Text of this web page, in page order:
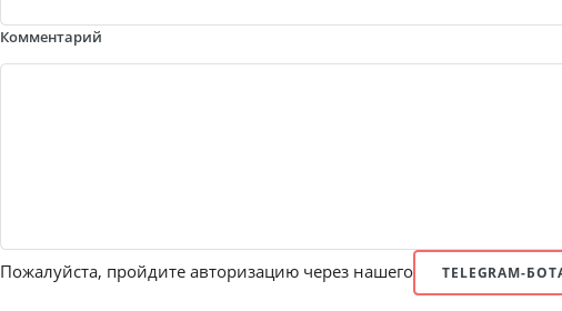
Комментарий
Пожалуйста, пройдите авторизацию через нашего TELEGRAM-